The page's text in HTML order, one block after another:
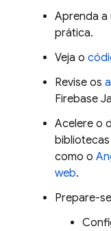
Aprenda a
prática.
Veja o
Revise os
Firebase
Acelere o
como o
web.
Prepare-